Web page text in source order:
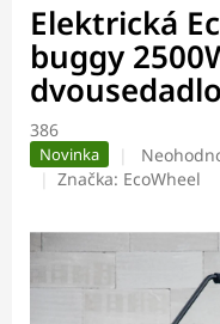
Elektrická
buggy
386
Novinka
Průměrné
hodnocení
hvězdiček.
Značka: EcoWheel